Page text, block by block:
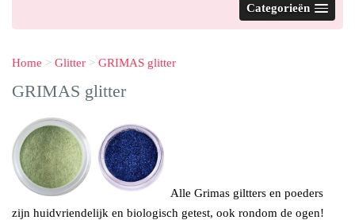
Categorieën
Home > Glitter > GRIMAS glitter
GRIMAS glitter
Alle Grimas giltters en poeders
zijn huidvriendelijk en biologisch getest, ook rondom de ogen!